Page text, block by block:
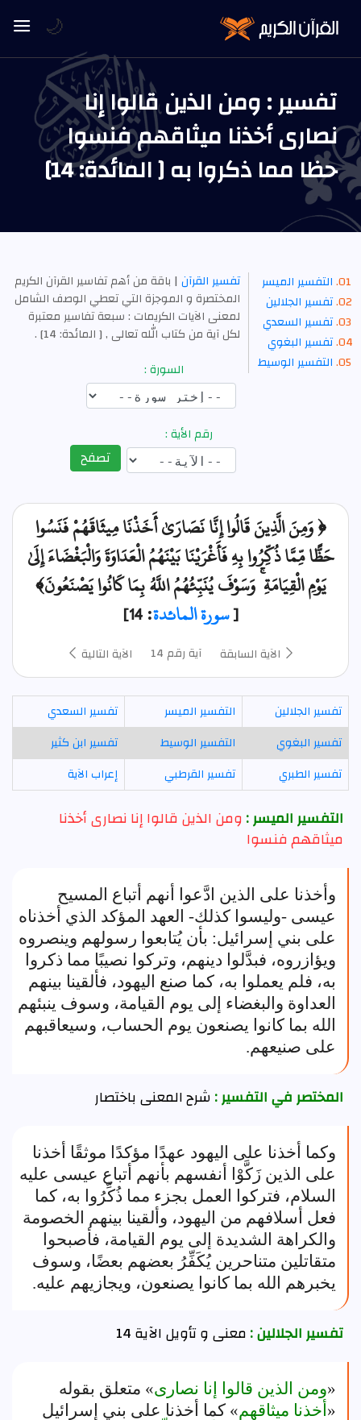
تفسير : ومن الذين قالوا إنا
نصارى أخذنا ميثاقهم فنسوا
حظا مما ذكروا به [ المائدة: 14]
التفسير الميسر
تفسير الجلالين
تفسير السعدي
تفسير البغوي
التفسير الوسيط
تفسير القرآن | باقة من أهم تفاسير القرآن الكريم
المختصرة و الموجزة التي تعطي الوصف الشامل
لمعنى الآيات الكريمات : سبعة تفاسير معتبرة
لكل آية من كتاب الله تعالى , [ المائدة: 14] .
السورة :
رقم الأية :
تصفح
﴿ وَمِنَ الَّذِينَ قَالُوا إِنَّا نَصَارَىٰ أَخَذْنَا مِيثَاقَهُمْ فَنَسُوا
حَظًّا مِّمَّا ذُكِّرُوا بِهِ فَأَغْرَيْنَا بَيْنَهُمُ الْعَدَاوَةَ وَالْبَغْضَاءَ إِلَىٰ
يَوْمِ الْقِيَامَةِ ۚ وَسَوْفَ يُنَبِّئُهُمُ اللَّهُ بِمَا كَانُوا يَصْنَعُونَ﴾
[سورة المائدة: 14]
الآية السابقة آية رقم 14 الآية التالية
تفسير الجلالين التفسير الميسر
تفسير السعدي
تفسير البغوي
التفسير الوسيط
تفسير ابن كثير
تفسير الطبري
تفسير القرطبي إعراب الآية
التفسير الميسر : ومن الذين قالوا إنا نصارى أخذنا
ميثاقهم فنسوا
وأخذنا على الذين ادَّعوا أنهم أتباع المسيح
عيسى -وليسوا كذلك- العهد المؤكد الذي أخذناه
على بني إسرائيل: بأن يُتابعوا رسولهم وينصروه
ويؤازروه، فبدَّلوا دينهم، وتركوا نصيبًا مما ذكروا
به، فلم يعملوا به، كما صنع اليهود، فألقينا بينهم
العداوة والبغضاء إلى يوم القيامة، وسوف ينبئهم
الله بما كانوا يصنعون يوم الحساب، وسيعاقبهم
على صنيعهم.
المختصر في التفسير :شرح المعنى باختصار
وكما أخذنا على اليهود عهدًا مؤكدًا موثقًا أخذنا
على الذين زَكَّوْا أنفسهم بأنهم أتباع عيسى عليه
السلام، فتركوا العمل بجزء مما ذُكِّرُوا به، كما
فعل أسلافهم من اليهود، وألقينا بينهم الخصومة
والكراهة الشديدة إلى يوم القيامة، فأصبحوا
متقاتلين متناحرين يُكَفِّرُ بعضهم بعضًا، وسوف
يخبرهم الله بما كانوا يصنعون، ويجازيهم عليه.
تفسير الجلالين :معنى و تأويل الآية 14
«ومن الذين قالوا إنا نصارى» متعلق بقوله
« أخذنا ميثاقهم» كما أخذنا على بني إسرائيل
🌙